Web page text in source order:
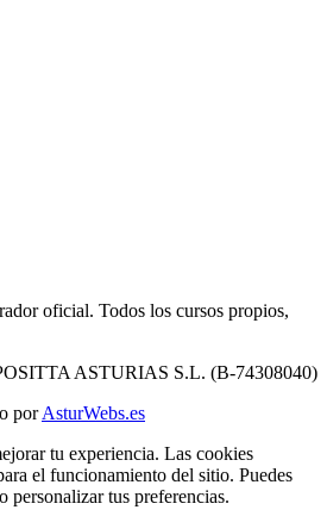
oficial. Todos los cursos propios,
ASTURIAS S.L. (B-74308040)
porAsturWebs.es
tu experiencia. Las cookies
el funcionamiento del sitio. Puedes
personalizar tus preferencias.